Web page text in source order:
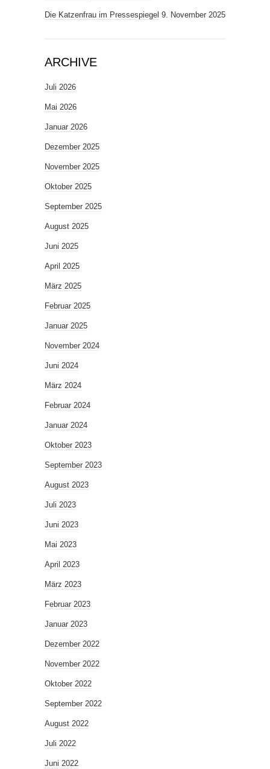
Die Katzenfrau im Pressespiegel 9. November 2025
ARCHIVE
Juli 2026
Mai 2026
Januar 2026
Dezember 2025
November 2025
Oktober 2025
September 2025
August 2025
Juni 2025
April 2025
März 2025
Februar 2025
Januar 2025
November 2024
Juni 2024
März 2024
Februar 2024
Januar 2024
Oktober 2023
September 2023
August 2023
Juli 2023
Juni 2023
Mai 2023
April 2023
März 2023
Februar 2023
Januar 2023
Dezember 2022
November 2022
Oktober 2022
September 2022
August 2022
Juli 2022
Juni 2022